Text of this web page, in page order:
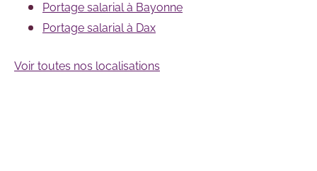
Portage salarial à Bayonne
Portage salarial à Dax
Voir toutes nos localisations